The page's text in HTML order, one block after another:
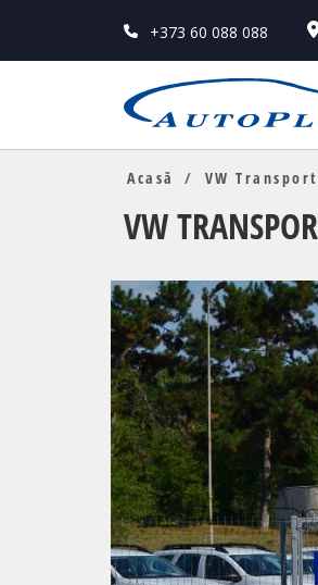
+373 60 088 088
Acasă VW
VW